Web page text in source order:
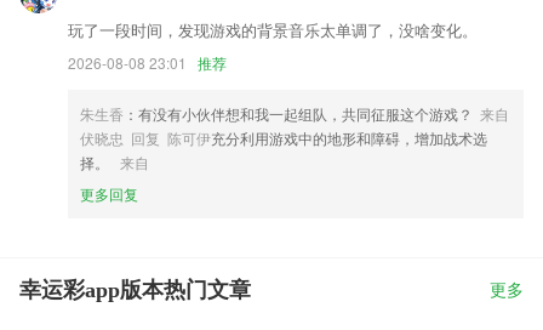
玩了一段时间，发现游戏的背景音乐太单调了，没啥变化。
2026-08-08 23:01 推荐
朱生香 ：有没有小伙伴想和我一起组队，共同征服这个游戏？ 来自
伏晓忠 回复 陈可伊充分利用游戏中的地形和障碍，增加战术选
择。
来自
更多回复
幸运彩app版本热门文章 更多